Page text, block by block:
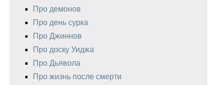
Про демонов
Про день сурка
Про Джиннов
Про доску Уиджа
Про Дьявола
Про жизнь после смерти